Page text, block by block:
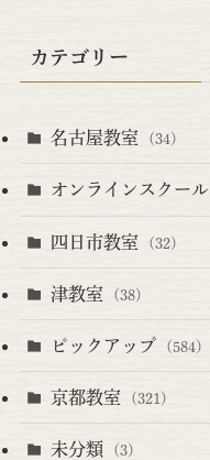
カテゴリー
名古屋教室 (34)
オンラインスクール
四日市教室 (32)
津教室 (38)
ピックアップ (584)
京都教室 (321)
未分類 (3)